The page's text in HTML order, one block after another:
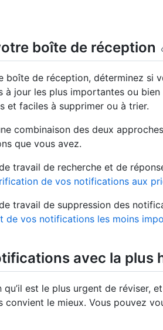
boîte de réception
de réception, déterminez si
à jour les plus importantes ou
et faciles à supprimer ou à trier.
combinaison des deux
que vous avez.
travail de recherche et de
de vos notifications aux
travail de suppression des
de vos notifications les moins
avec la plus
est le plus urgent de réviser,
convient le mieux. Vous pouvez